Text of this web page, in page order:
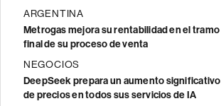
ARGENTINA
Metrogas mejora su rentabilidad en el tramo
final de su proceso de venta
NEGOCIOS
DeepSeek prepara un aumento significativo
de precios en todos sus servicios de IA